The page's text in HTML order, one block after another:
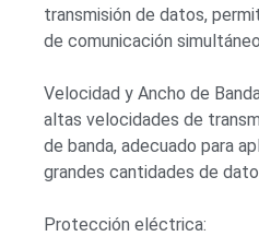
transmisión de datos,
de comunicación
Velocidad y Ancho de
altas velocidades de
de banda, adecuado para
grandes cantidades de
Protección eléctrica: